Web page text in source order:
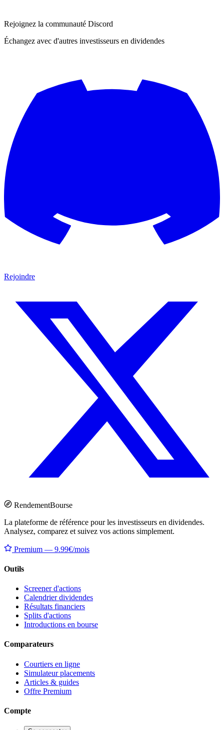
Rejoignez la communauté Discord
Échangez avec d'autres investisseurs en dividendes
Rejoindre
RendementBourse
La plateforme de référence pour les investisseurs en dividendes.
Analysez, comparez et suivez vos actions simplement.
Premium — 9.99€/mois
Outils
Screener d'actions
Calendrier dividendes
Résultats financiers
Splits d'actions
Introductions en bourse
Comparateurs
Courtiers en ligne
Simulateur placements
Articles & guides
Offre Premium
Compte